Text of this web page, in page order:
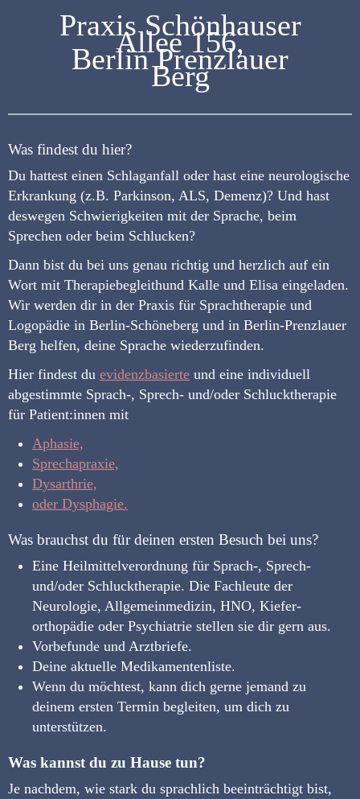
Praxis Schönhauser
Allee 156,
Berlin Prenzlauer
Berg
Was findest du hier?
Du hattest einen Schlaganfall oder hast eine neurologische
Erkrankung (z.B. Parkinson, ALS, Demenz)? Und hast
deswegen Schwierigkeiten mit der Sprache, beim
Sprechen oder beim Schlucken?
Dann bist du bei uns genau richtig und herzlich auf ein
Wort mit Therapiebegleithund Kalle und Elisa eingeladen.
Wir werden dir in der Praxis für Sprachtherapie und
Logopädie in Berlin-Schöneberg und in Berlin-Prenzlauer
Berg helfen, deine Sprache wiederzufinden.
Hier findest du evidenzbasierte und eine individuell
abgestimmte Sprach-, Sprech- und/oder Schlucktherapie
für Patient:innen mit
Aphasie,
Sprechapraxie,
Dysarthrie,
oder Dysphagie.
Was brauchst du für deinen ersten Besuch bei uns?
Eine Heilmittelverordnung für Sprach-, Sprech-
und/oder Schlucktherapie. Die Fachleute der
Neurologie, Allgemeinmedizin, HNO, Kiefer­
orthopädie oder Psychiatrie stellen sie dir gern aus.
Vorbefunde und Arztbriefe.
Deine aktuelle Medikamentenliste.
Wenn du möchtest, kann dich gerne jemand zu
deinem ersten Termin begleiten, um dich zu
unterstützen.
Was kannst du zu Hause tun?
Je nachdem, wie stark du sprachlich beeinträchtigt bist,